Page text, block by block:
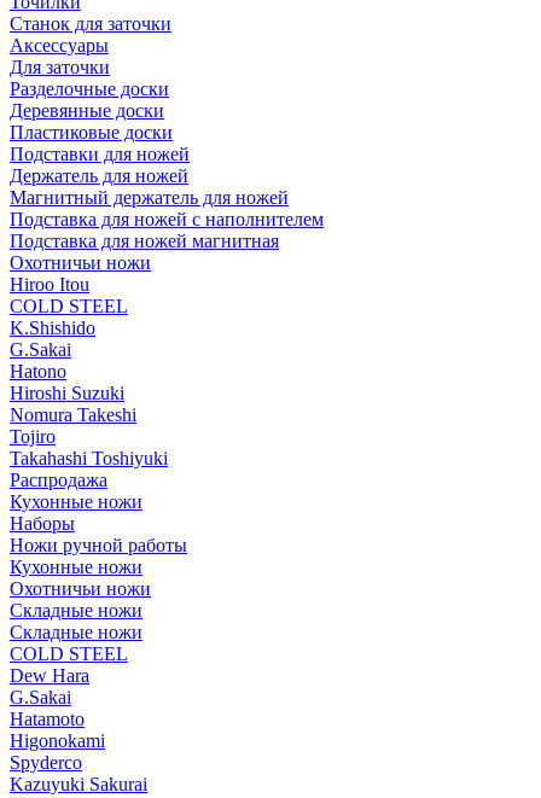
Станок для заточки
Аксессуары
Для заточки
Разделочные доски
Деревянные доски
Пластиковые доски
Подставки для ножей
Держатель для ножей
Магнитный держатель для ножей
Подставка для ножей с наполнителем
Подставка для ножей магнитная
Охотничьи ножи
Hiroo Itou
COLD STEEL
K.Shishido
G.Sakai
Hatono
Hiroshi Suzuki
Nomura Takeshi
Tojiro
Takahashi Toshiyuki
Распродажа
Кухонные ножи
Наборы
Ножи ручной работы
Кухонные ножи
Охотничьи ножи
Складные ножи
Складные ножи
COLD STEEL
Dew Hara
G.Sakai
Hatamoto
Higonokami
Spyderco
Kazuyuki Sakurai